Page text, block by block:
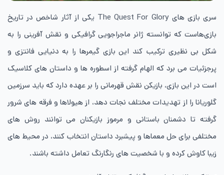
سری بازی های The Quest For Glory یکی از آثار شاخص در تاریخ
بازی‌هاست که توانسته ژانر ماجراجویی گرافیکی و نقش آفرینی را به
شکل بی نظیری ترکیب کند این بازی گیمرها را به دنیایی فانتزی و
پرجزئیات می برد که الهام گرفته از اسطوره ها و داستان های کلاسیک
است در این بازی، بازیکن نقش قهرمانی را بر عهده دارد که باید سرزمین
گلوریانا را از تهدیدات مختلف نجات دهد، از هیولاها و فرقه های شرور
گرفته تا دشمنان باستانی و مرموز بازیکنان می توانند روش های
مختلفی برای حل معماها و پیشبرد داستان انتخاب کنند، در محیط های
زیبا کاوش کرده و با شخصیت های رنگارنگ تعامل داشته باشند.